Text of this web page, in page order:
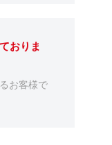
おりま
お客様で